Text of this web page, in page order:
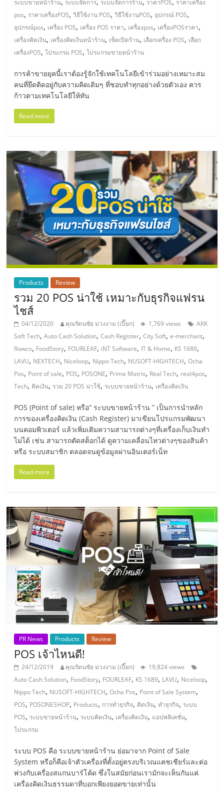
รน
ไชส์,
ที่
ปรึกษา
แฟ
รน
ไชส์,
รวม
แฟ
รน
ไชส์
ขาย
แฟ
รน
ไชส์
แฟ
รน
ไชส์
ขาย
หน้า
บ้าน
ลงทุน
น้อย
คืน
ทุน
ไว,
ที่
ปรึกษา
การ
ระบบขายหน้าร้าน ระบบจัดการ ระบบจัดการร้าน ราคาPOS ราคาเครื่อง
pos, ราคาเครื่องPOS,วิธีใช้งาน POS,วิธีใช้งานPOS, อุปกรณ์ POS,
อุปกรณ์pos, เครื่อง POS, เครื่อง POS ราคา, เครื่องpos, เครื่องPOSราคา,
เครื่องคิดเงิน, เครื่องคิดเงินหน้าร้าน, เซ็ตเปิดร้าน, เลือกเครื่อง POS, เลือก
เครื่องPOS,โปรแกรม POS,โปรแกรมขายหน้าร้าน
การค้าขายยุคนี้เราต้องรู้จักใช้เทคโนโลยีเข้าร่วมอย่างเหมาะสม
คนที่ยึดติดอยู่กับความคิดเดิมๆ ที่ชอบทำทุกอย่างด้วยตัวเอง ควร
ก้าวตามเทคโนโลยีให้ทัน
Read more
Products Review
รวม 20 POS น่าใช้ เหมาะกับธุรกิจแฟรน
ไชส์
04/12/2020 คุณรัตนชัย ม่วงงาม (เปี๊ยก) 1,769 views
AKK
Soft Tech,Auto Cash Solution,Cash Register,City Soft,e-merchant,
flowco, FoodStory, FOURLEAF, iNT Software, IT & Home, KS 1689,
LAVU, NEXTECH, Niceloop, Nippo Tech, NUSOFT-HIGHTECH,Ocha
Pos, Point of sale, POS, POSONE, Prime Matrix, Real Tech, real4pos,
Tech, คิดเงิน, รวม 20 POS น่าใช้, ระบบขายหน้าร้าน, เครื่องคิดเงิน
POS (Point of sale) หรือ“ ระบบขายหน้าร้าน ” เป็นการนำหลัก
การของเครื่องคิดเงิน (Cash Register) มาเขียนโปรแกรมพัฒนา
บนคอมพิวเตอร์ แล้วเพิ่มเติมความสามารถต่างๆที่เครื่องเก็บเงินทำ
ไม่ได้ เช่น สามารถตัดสต็อกได้ ดูความเคลื่อนไหวต่างๆของสินค้า
หรือ ระบบสมาชิก ตลอดจนดูข้อมูลผ่านอินเตอร์เน็ท
Read more
PR News Products Review
POS เจ้าไหนดี!
24/12/2019 คุณรัตนชัย ม่วงงาม (เปี๊ยก)
19,824 views
Auto Cash Solution, FoodStory, FOURLEAF, KS 1689, LAVU, Niceloop,
Nippo Tech, NUSOFT-HIGHTECH,Ocha Pos, Point of Sale System,
POS, POSONESHOP, Products, การทำธุรกิจ, คิดเงิน,ทำธุรกิจ, ระบบ
POS, ระบบขายหน้าร้าน, ระบบคิดเงิน, เครื่องคิดเงิน, แอปพลิเคชั่น,
โปรแกรม
ระบบ POS คือ ระบบขายหน้าร้าน ย่อมาจาก Point of Sale
System หรือก็คือเจ้าตัวเครื่องที่ตั้งอยู่ตรงบริเวณแคชเชียร์และต่อ
พ่วงกับเครื่องสแกนบาร์โค้ด ซึ่งในสมัยก่อนเรามักจะเห็นกันแค่
เครื่องคิดเงินธรรมดาที่บอกเพียงยอดขายเท่านั้น